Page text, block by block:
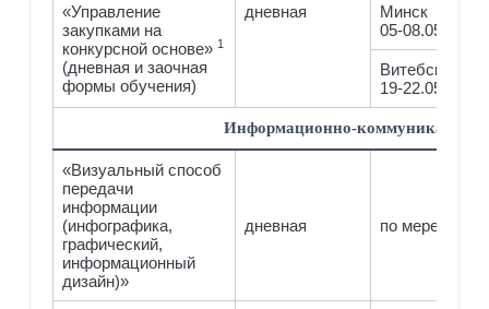
«Управление
закупками на
конкурсной основе»1
(дневная и заочная
формы обучения)
дневная
Минск
05-08.05
Витебск
19-22.05
Информационно-
«Визуальный способ
передачи
информации
(инфографика,
графический,
информационный
дизайн)»
дневная по мере